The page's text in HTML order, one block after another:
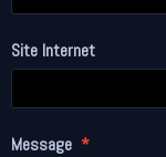
Site Internet
Message